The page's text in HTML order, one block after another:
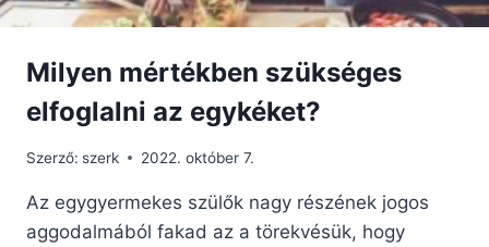
Milyen mértékben szükséges
elfoglalni az egykéket?
Szerző: szerk 2022. október 7.
Az egygyermekes szülők nagy részének jogos
aggodalmából fakad az a törekvésük, hogy